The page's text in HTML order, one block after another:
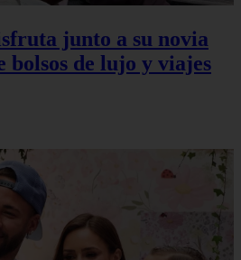
junto a su novia
bolsos de lujo y viajes